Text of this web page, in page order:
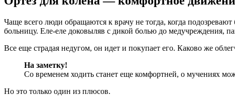
Чаще всего люди обращаются к врачу не тогда, когда
больницу. Еле-еле доковыляв с дикой болью до медучреждения,
Все еще страдая недугом, он идет и покупает его. Каково же
На заметку!
Со временем ходить станет еще комфортней, о мучениях
Но это только один из плюсов.